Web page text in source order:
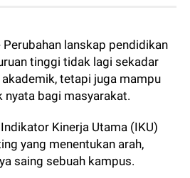
Perubahan lanskap pendidikan
tinggi tidak lagi sekadar
tetapi juga mampu
nyata bagi masyarakat.
Kinerja Utama (IKU)
yang menentukan arah,
saing sebuah kampus.